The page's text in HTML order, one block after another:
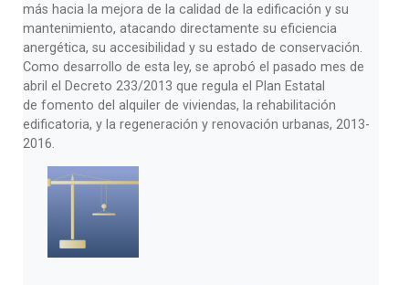
más hacia la mejora de la calidad de la edificación y su
mantenimiento, atacando directamente su eficiencia
anergética, su accesibilidad y su estado de conservación.
Como desarrollo de esta ley, se aprobó el pasado mes de
abril el Decreto 233/2013 que regula el Plan Estatal
de fomento del alquiler de viviendas, la rehabilitación
edificatoria, y la regeneración y renovación urbanas, 2013-
2016.